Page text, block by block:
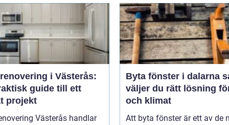
i Västerås:
guide till ett
projekt
Västerås handlar
Byta fönster i dalarna så
väljer du rätt lösning
och klimat
Att byta fönster är ett av de